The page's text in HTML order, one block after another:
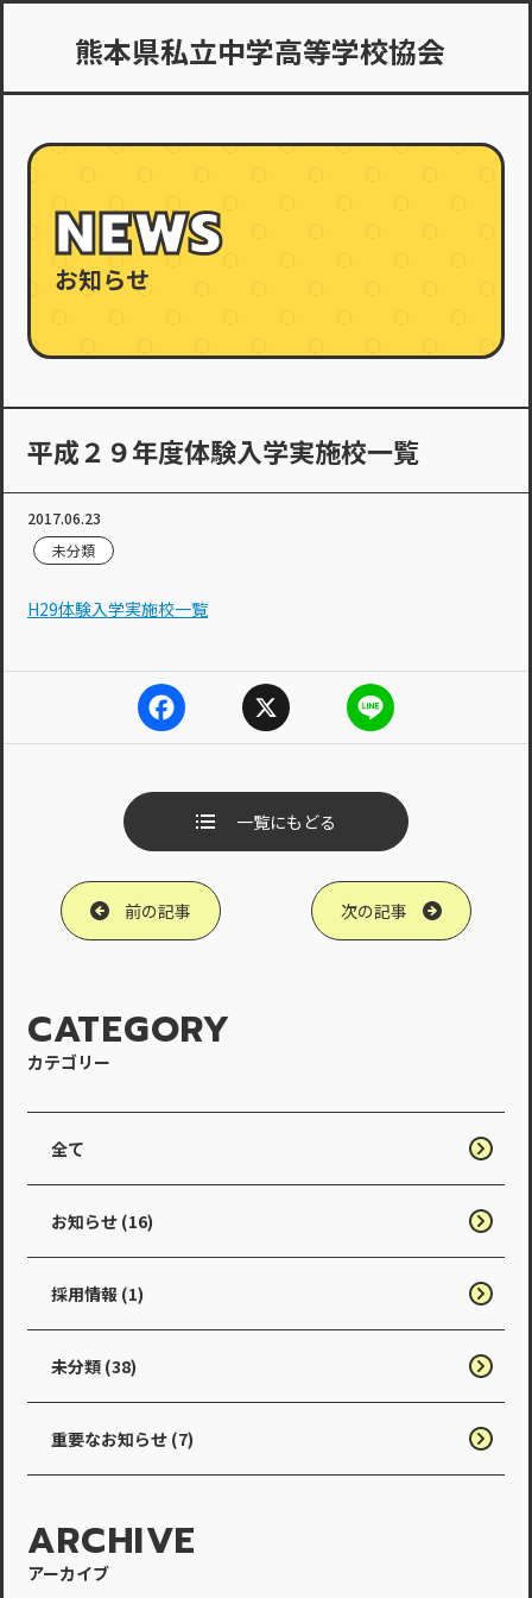
熊本県私立中学高等学校協会
お知らせ
NEWS
平成２９年度体験入学実施校一覧
2017.06.23
未分類
H29体験入学実施校一覧
F
e
o
k
X L
e
一覧にもどる
前の記事 次の記事
カテゴリー
CATEGORY
全て
お知らせ (16)
採用情報 (1)
未分類 (38)
重要なお知らせ (7)
アーカイブ
ARCHIVE